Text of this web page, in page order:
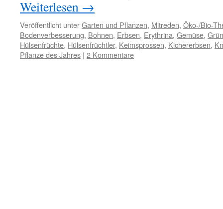
Weiterlesen →
Veröffentlicht unterGarten und Pflanzen, Mitreden, Öko-/Bio-
Bodenverbesserung, Bohnen, Erbsen, Erythrina, Gemüse,
Hülsenfrüchte, Hülsenfrüchtler, Keimsprossen, Kichererbsen,
Pflanze des Jahres | 2 Kommentare